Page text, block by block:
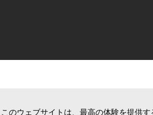
このウェブサイトは、最高の体験を提供